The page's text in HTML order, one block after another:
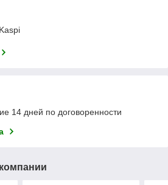
14 дней по договоренности